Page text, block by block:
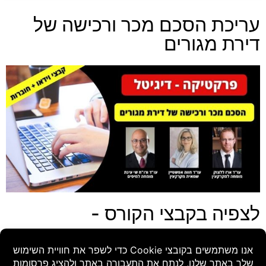
עריכת הסכם מכר ורכישה של
דירת מגורים
לצפיה בקבצי הקורס -